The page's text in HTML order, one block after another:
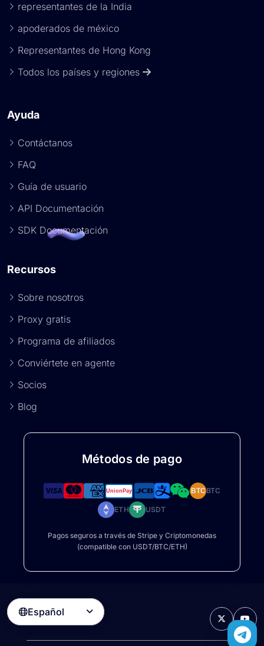
representantes de la India
apoderados de méxico
Representantes de Hong Kong
Todos los países y regiones
Ayuda
Contáctanos
FAQ
Guía de usuario
API Documentación
SDK Documentación
Recursos
Sobre nosotros
Proxy gratis
Programa de afiliados
Conviértete en agente
Socios
Blog
Métodos de pago
BTCBTC
ETH USDT
Pagos seguros a través de Stripe y Criptomonedas
(compatible con USDT/BTC/ETH)
Español 